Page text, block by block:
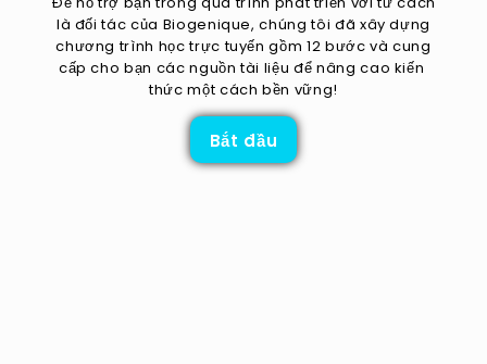
là đối tác của Biogenique, chúng tôi đã xây dựng
chương trình học trực tuyến gồm 12 bước và cung
cấp cho bạn các nguồn tài liệu để nâng cao kiến ​​
thức một cách bền vững!
Bắt đầu